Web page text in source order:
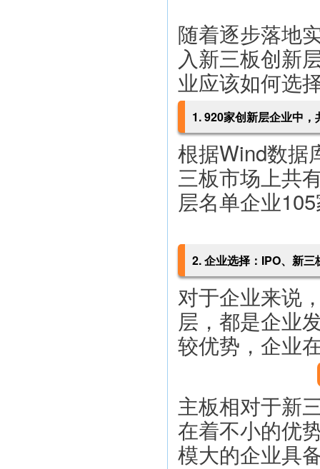
随着逐步落地
入新三板创新
业应该如何选
1. 920家创新层企业中
根据Wind数据
三板市场上共
层名单企业
2. 企业选择：IPO、新三
对于企业来说
层，都是企业
较优势，企业
主板相对于新
在着不小的优
模大的企业具